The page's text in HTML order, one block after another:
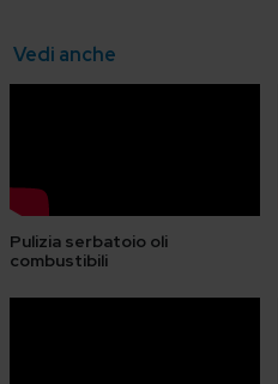
Vedi anche
Pulizia serbatoio oli
combustibili